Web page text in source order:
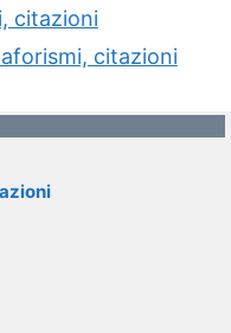
citazioni
citazioni